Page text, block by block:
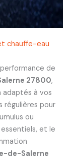
chauffe-eau
de
27800,
adaptés à vos
régulières pour
ou
et le
de-Salerne